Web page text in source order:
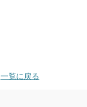
一覧に戻る